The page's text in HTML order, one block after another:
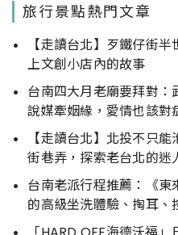
旅行景點熱門文章
【走讀台北】歹鐵仔街
上文創小店內的故事
台南四大月老廟要拜對
說媒牽姻緣，愛情也該對
【走讀台北】北投不只
街巷弄，探索老台北的迷
台南老派行程推薦：《
的高級坐洗體驗、掏耳、